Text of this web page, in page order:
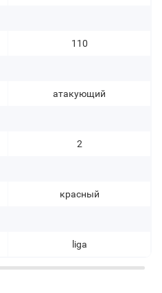
110
атакующий
2
красный
liga